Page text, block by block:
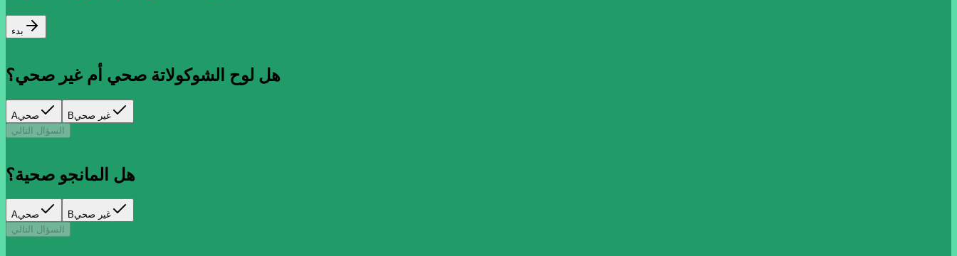
بدء
هل لوح الشوكولاتة صحي أم غير صحي؟
Aصحي Bغير صحي
السؤال التالي
هل المانجو صحية؟
Aصحي Bغير صحي
السؤال التالي